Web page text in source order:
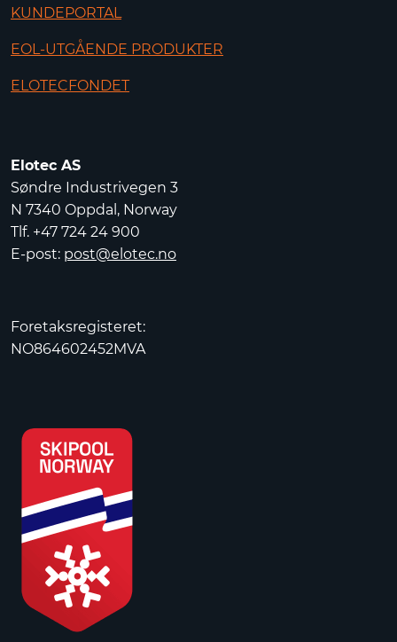
KUNDEPORTAL
EOL-UTGÅENDE PRODUKTER
ELOTECFONDET
Elotec AS
Søndre Industrivegen 3
N 7340 Oppdal, Norway
Tlf. +47 724 24 900
E-post: post@elotec.no
Foretaksregisteret:
NO864602452MVA